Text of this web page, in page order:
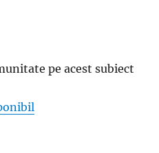
pe acest subiect